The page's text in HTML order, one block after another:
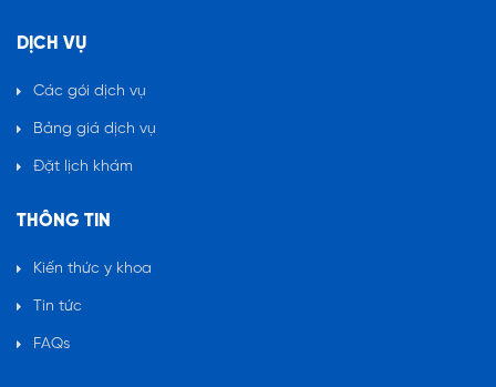
DỊCH VỤ
Các gói dịch vụ
Bảng giá dịch vụ
Đặt lịch khám
THÔNG TIN
Kiến thức y khoa
Tin tức
FAQs